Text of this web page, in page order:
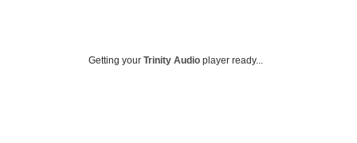
Getting your Trinity Audio player ready...